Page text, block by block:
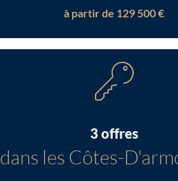
à partir de 129 500 €
3 offres
dans les Côtes-